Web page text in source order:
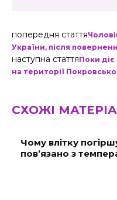
попередня стаття
України, після
наступна статтяПоки
на території
СХОЖІ
Чому влітку
пов’язано з